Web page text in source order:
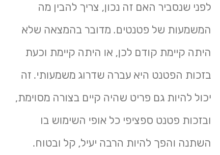
לפני שנסביר האם זה נכון, צריך להבין מה
המשמעות של פטנטים. מדובר בהמצאה שלא
היתה קיימת קודם לכן, או היתה קיימת וכעת
בזכות הפטנט היא עברה שדרוג משמעותי. זה
יכול להיות גם פריט שהיה קיים בצורה מסוימת,
ובזכות פטנט ספציפי כל אופי השימוש בו
השתנה והפך להיות הרבה יעיל, קל ובטוח.